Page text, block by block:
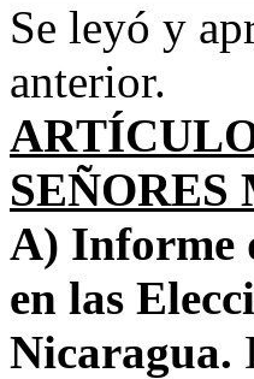
Se leyó y
anterior.
SEÑORES
A) Informe
en las
Nicaragua.